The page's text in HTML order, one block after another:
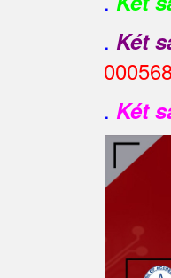
. Két
. Két